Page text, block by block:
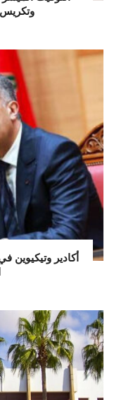
أكادير وتيكيوين